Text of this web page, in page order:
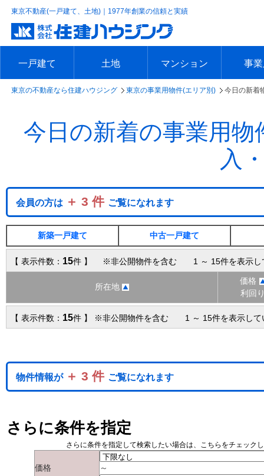
東京不動産(一戸建て、土地)｜1977年創業の信頼と実績
一戸建て
エリアで探す
沿線で探す
新築一戸建て
中古一戸建て
本日の新着物件
今週の新着物件
土地
エリアで探す
沿線で探す
本日の新着物件
今週の新着物件
マンション
エリアで探す
沿線で探す
本日の新着物件
今週の新着物件
事
エリア
沿線で
本日の
今週の
東京の不動産なら住建ハウジング 東京の事業用物件(エリア別) 今日の新着
今日の新着の事業用
入
会員の方は ＋ 3 件 ご覧になれます
新築一戸建て 中古一戸建て
【 表示件数： 15件 】 ※非公開物件を含む 1 ～ 15件を表示し
所在地
価格
利回
【 表示件数： 15件 】 ※非公開物件を含む 1 ～ 15件を表示して
物件情報が ＋ 3 件 ご覧になれます
さらに条件を指定
さらに条件を指定して検索したい場合は、こちらをチェック
価格 ～